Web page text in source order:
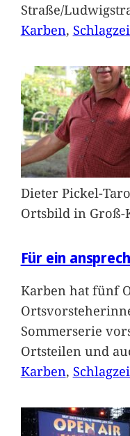
Straße/
Karben,
Dieter Pickel-
Ortsbild in Groß-
Für ein
Karben hat fünf
Sommerserie
Ortsteilen und
Karben,